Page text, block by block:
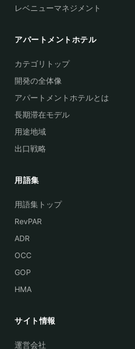
レベニューマネジメント
アパートメントホテル
カテゴリトップ
開発の全体像
アパートメントホテルとは
長期滞在モデル
用途地域
出口戦略
用語集
用語集トップ
RevPAR
ADR
OCC
GOP
HMA
サイト情報
運営会社